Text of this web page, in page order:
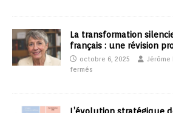
La transformation
français : une révision
octobre 6, 2025 Jérôme
fermés